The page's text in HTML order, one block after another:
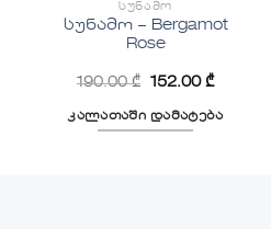
ᲡᲣᲜᲐᲛᲝ
სუნამო – Bergamot
Rose
190.00₾ 152.00₾
კალათაში დამატება